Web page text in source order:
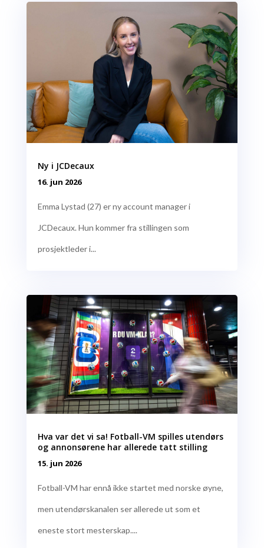
Ny i JCDecaux
16. jun 2026
Emma Lystad (27) er ny account manager i
JCDecaux. Hun kommer fra stillingen som
prosjektleder i...
Hva var det vi sa! Fotball-VM spilles utendørs
og annonsørene har allerede tatt stilling
15. jun 2026
Fotball-VM har ennå ikke startet med norske øyne,
men utendørskanalen ser allerede ut som et
eneste stort mesterskap....